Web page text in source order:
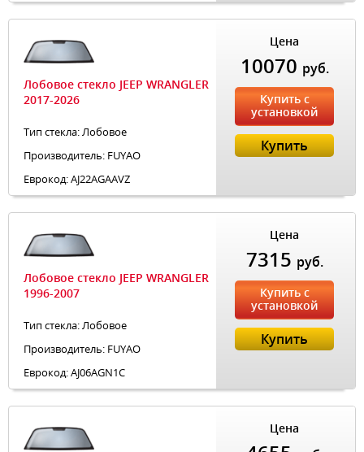
Лобовое стекло JEEP WRANGLER
2017-2026
Тип стекла: Лобовое
Производитель: FUYAO
Еврокод: AJ22AGAAVZ
Цена
10070 руб.
Купить с
установкой
Купить
Лобовое стекло JEEP WRANGLER
1996-2007
Тип стекла: Лобовое
Производитель: FUYAO
Еврокод: AJ06AGN1C
Цена
7315 руб.
Купить с
установкой
Купить
Цена